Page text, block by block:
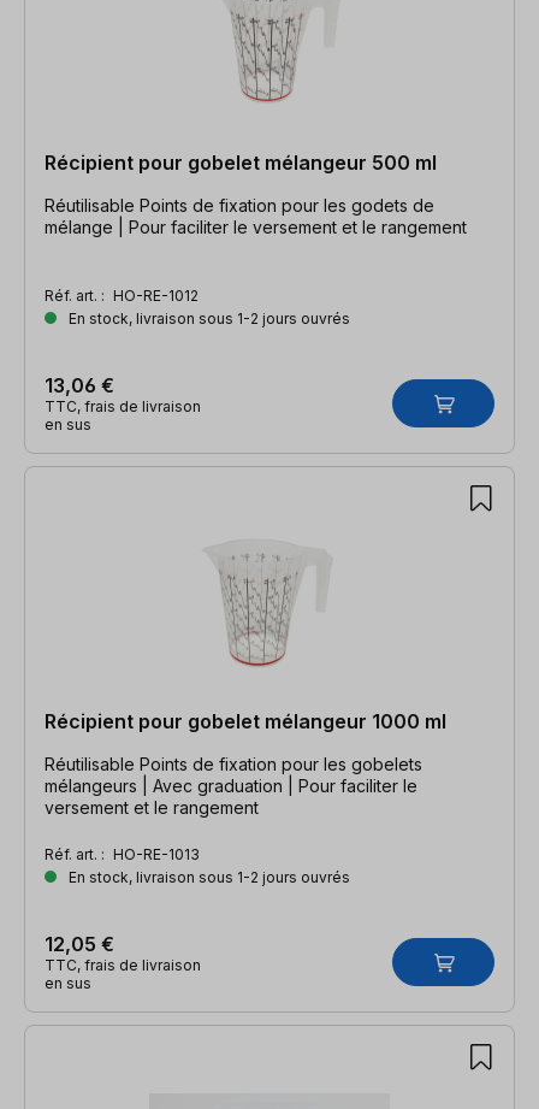
Récipient pour gobelet mélangeur 500 ml
Réutilisable Points de fixation pour les godets de
mélange | Pour faciliter le versement et le rangement
Réf. art. : HO-RE-1012
En stock, livraison sous 1-2 jours ouvrés
13,06 €
TTC, frais de livraison
en sus
Récipient pour gobelet mélangeur 1000 ml
Réutilisable Points de fixation pour les gobelets
mélangeurs | Avec graduation | Pour faciliter le
versement et le rangement
Réf. art. : HO-RE-1013
En stock, livraison sous 1-2 jours ouvrés
12,05 €
TTC, frais de livraison
en sus